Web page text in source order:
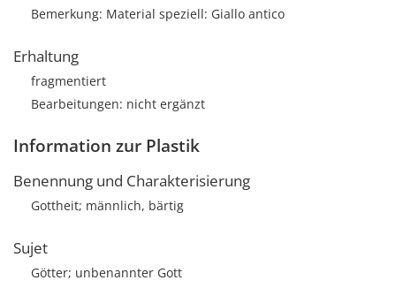
Bemerkung: Material speziell: Giallo antico
Erhaltung
fragmentiert
Bearbeitungen: nicht ergänzt
Information zur Plastik
Benennung und Charakterisierung
Gottheit; männlich, bärtig
Sujet
Götter; unbenannter Gott